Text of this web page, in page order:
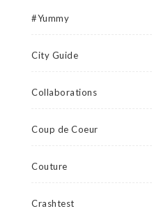
#Yummy
City Guide
Collaborations
Coup de Coeur
Couture
Crashtest